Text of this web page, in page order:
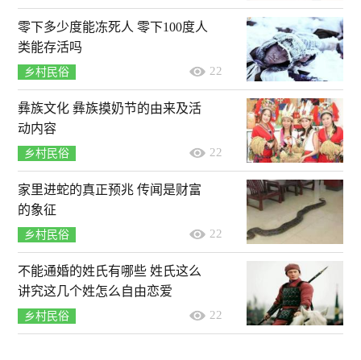
零下多少度能冻死人 零下100度人
类能存活吗
乡村民俗 22
彝族文化 彝族摸奶节的由来及活
动内容
乡村民俗 22
家里进蛇的真正预兆 传闻是财富
的象征
乡村民俗 22
不能通婚的姓氏有哪些 姓氏这么
讲究这几个姓怎么自由恋爱
乡村民俗 22